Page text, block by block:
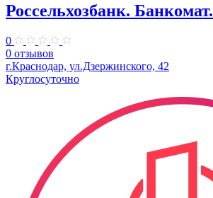
Россельхозбанк. Банкомат.
0
0 отзывов
г.Краснодар, ул.Дзержинского, 42
Круглосуточно